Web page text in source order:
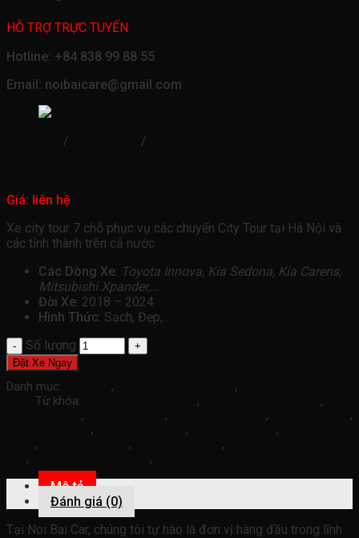
HỖ TRỢ TRỰC TUYẾN
Hotline: +84 838 99 88 55
Email: noibaicare@gmail.com
/ /
Giá: liên hệ
Xe city tour 7 chỗ phục vụ các chuyến City Tour tại Hà Nội và
các tỉnh thành trên cả nước
Các Dòng Xe: Toyota Innova, Kia Sedona, Kia Carens,
Mitsubishi Xpander,…
Đời Xe: 2018 – 2024
Hình Thức: Sạch, Đẹp,…
Số lượng
Đặt Xe Ngay
Danh mục: , ,
Từ khóa: , ,
, , ,
,
, , ,
, , ,
, ,
Mô tả
Đánh giá (0)
Tại Noi Bai Car, chúng tôi tự hào là đơn vị hàng đầu trong lĩnh